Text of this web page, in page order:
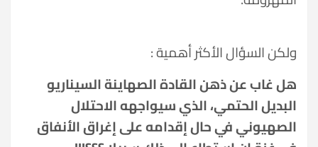
ولكن السؤال الأكثر أهمية :
هل غاب عن ذهن القادة الصهاينة السيناريو
البديل الحتمي، الذي سيواجهه الاحتلال
الصهيوني في حال إقدامه على إغراق الأنفاق